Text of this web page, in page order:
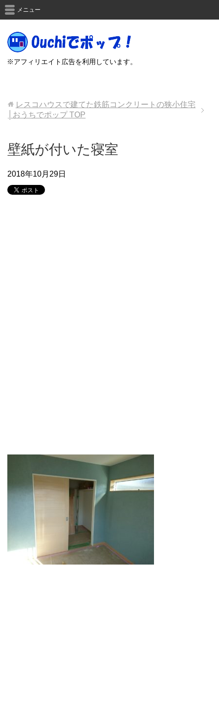
※アフィリエイト広告を利用しています。
メニュー
レスコハウスで建てた鉄筋コンクリートの狭小住宅
│おうちでポップTOP
壁紙が付いた寝室
2018年10月29日